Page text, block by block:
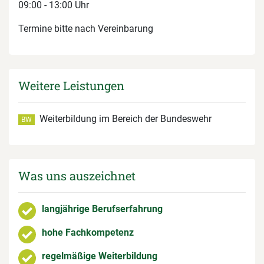
09:00 - 13:00 Uhr
Termine bitte nach Vereinbarung
Weitere Leistungen
BW Weiterbildung im Bereich der Bundeswehr
Was uns auszeichnet
langjährige Berufserfahrung
hohe Fachkompetenz
regelmäßige Weiterbildung